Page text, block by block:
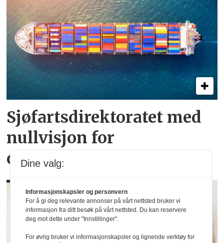
Sjøfartsdirektoratet med
nullvisjon for
dødsulykker
Dine valg:
Informasjonskapsler og personvern
For å gi deg relevante annonser på vårt nettsted bruker vi
informasjon fra ditt besøk på vårt nettsted. Du kan reservere
deg mot dette under "Innstillinger".
For øvrig bruker vi informasjonskapsler og lignende verktøy for